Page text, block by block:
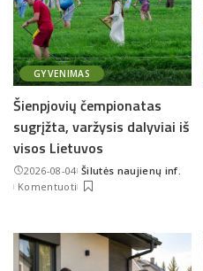
GYVENIMAS
Šienpjovių čempionatas
sugrįžta, varžysis dalyviai iš
visos Lietuvos
2026-08-04Posted
by
Šilutės naujienų inf.
Komentuoti